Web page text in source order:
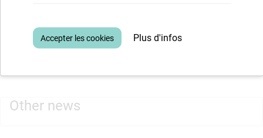
in Klavertje langer mogen blijven, in principe zelfs tot aan
de verhuis naar de nieuwe definitieve locaties.
Other news
Plus d'infos